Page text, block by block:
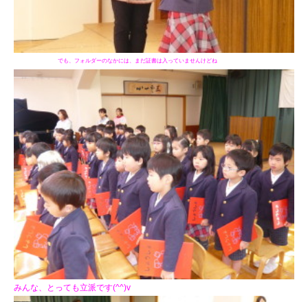
でも、フォルダーのなかには、まだ証書は入っていませんけどね
みんな、とっても立派です(^^)v